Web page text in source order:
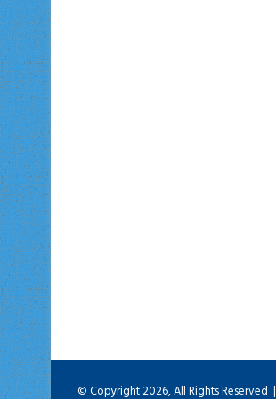
© Copyright 2026, All Rights Reserved |